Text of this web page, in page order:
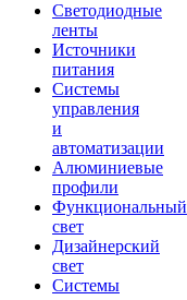
Светодиодные
ленты
Источники
питания
Системы
управления
и
автоматизации
Алюминиевые
профили
Функциональный
свет
Дизайнерский
свет
Системы